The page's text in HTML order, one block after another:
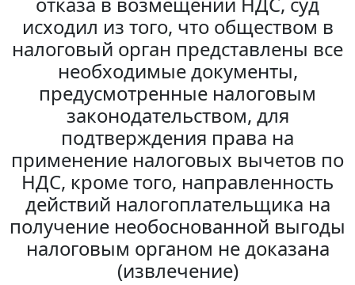
исходил из того, что обществом в
налоговый орган представлены все
необходимые документы,
предусмотренные налоговым
законодательством, для
подтверждения права на
применение налоговых вычетов по
НДС, кроме того, направленность
действий налогоплательщика на
получение необоснованной выгоды
налоговым органом не доказана
(извлечение)